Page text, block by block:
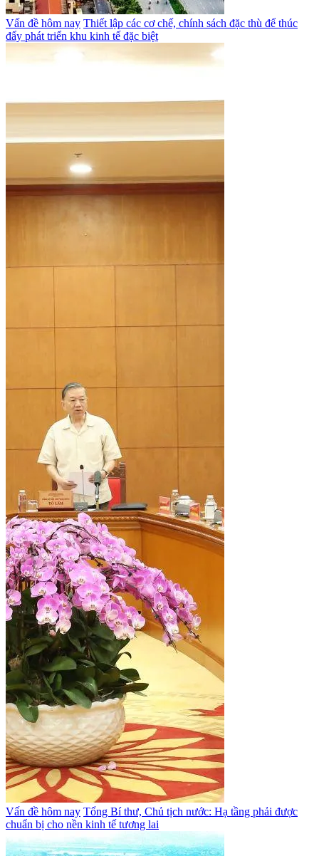
Vấn đề hôm nay Thiết lập các cơ chế, chính sách đặc thù để thúc
đẩy phát triển khu kinh tế đặc biệt
Vấn đề hôm nay Tổng Bí thư, Chủ tịch nước: Hạ tầng phải được
chuẩn bị cho nền kinh tế tương lai